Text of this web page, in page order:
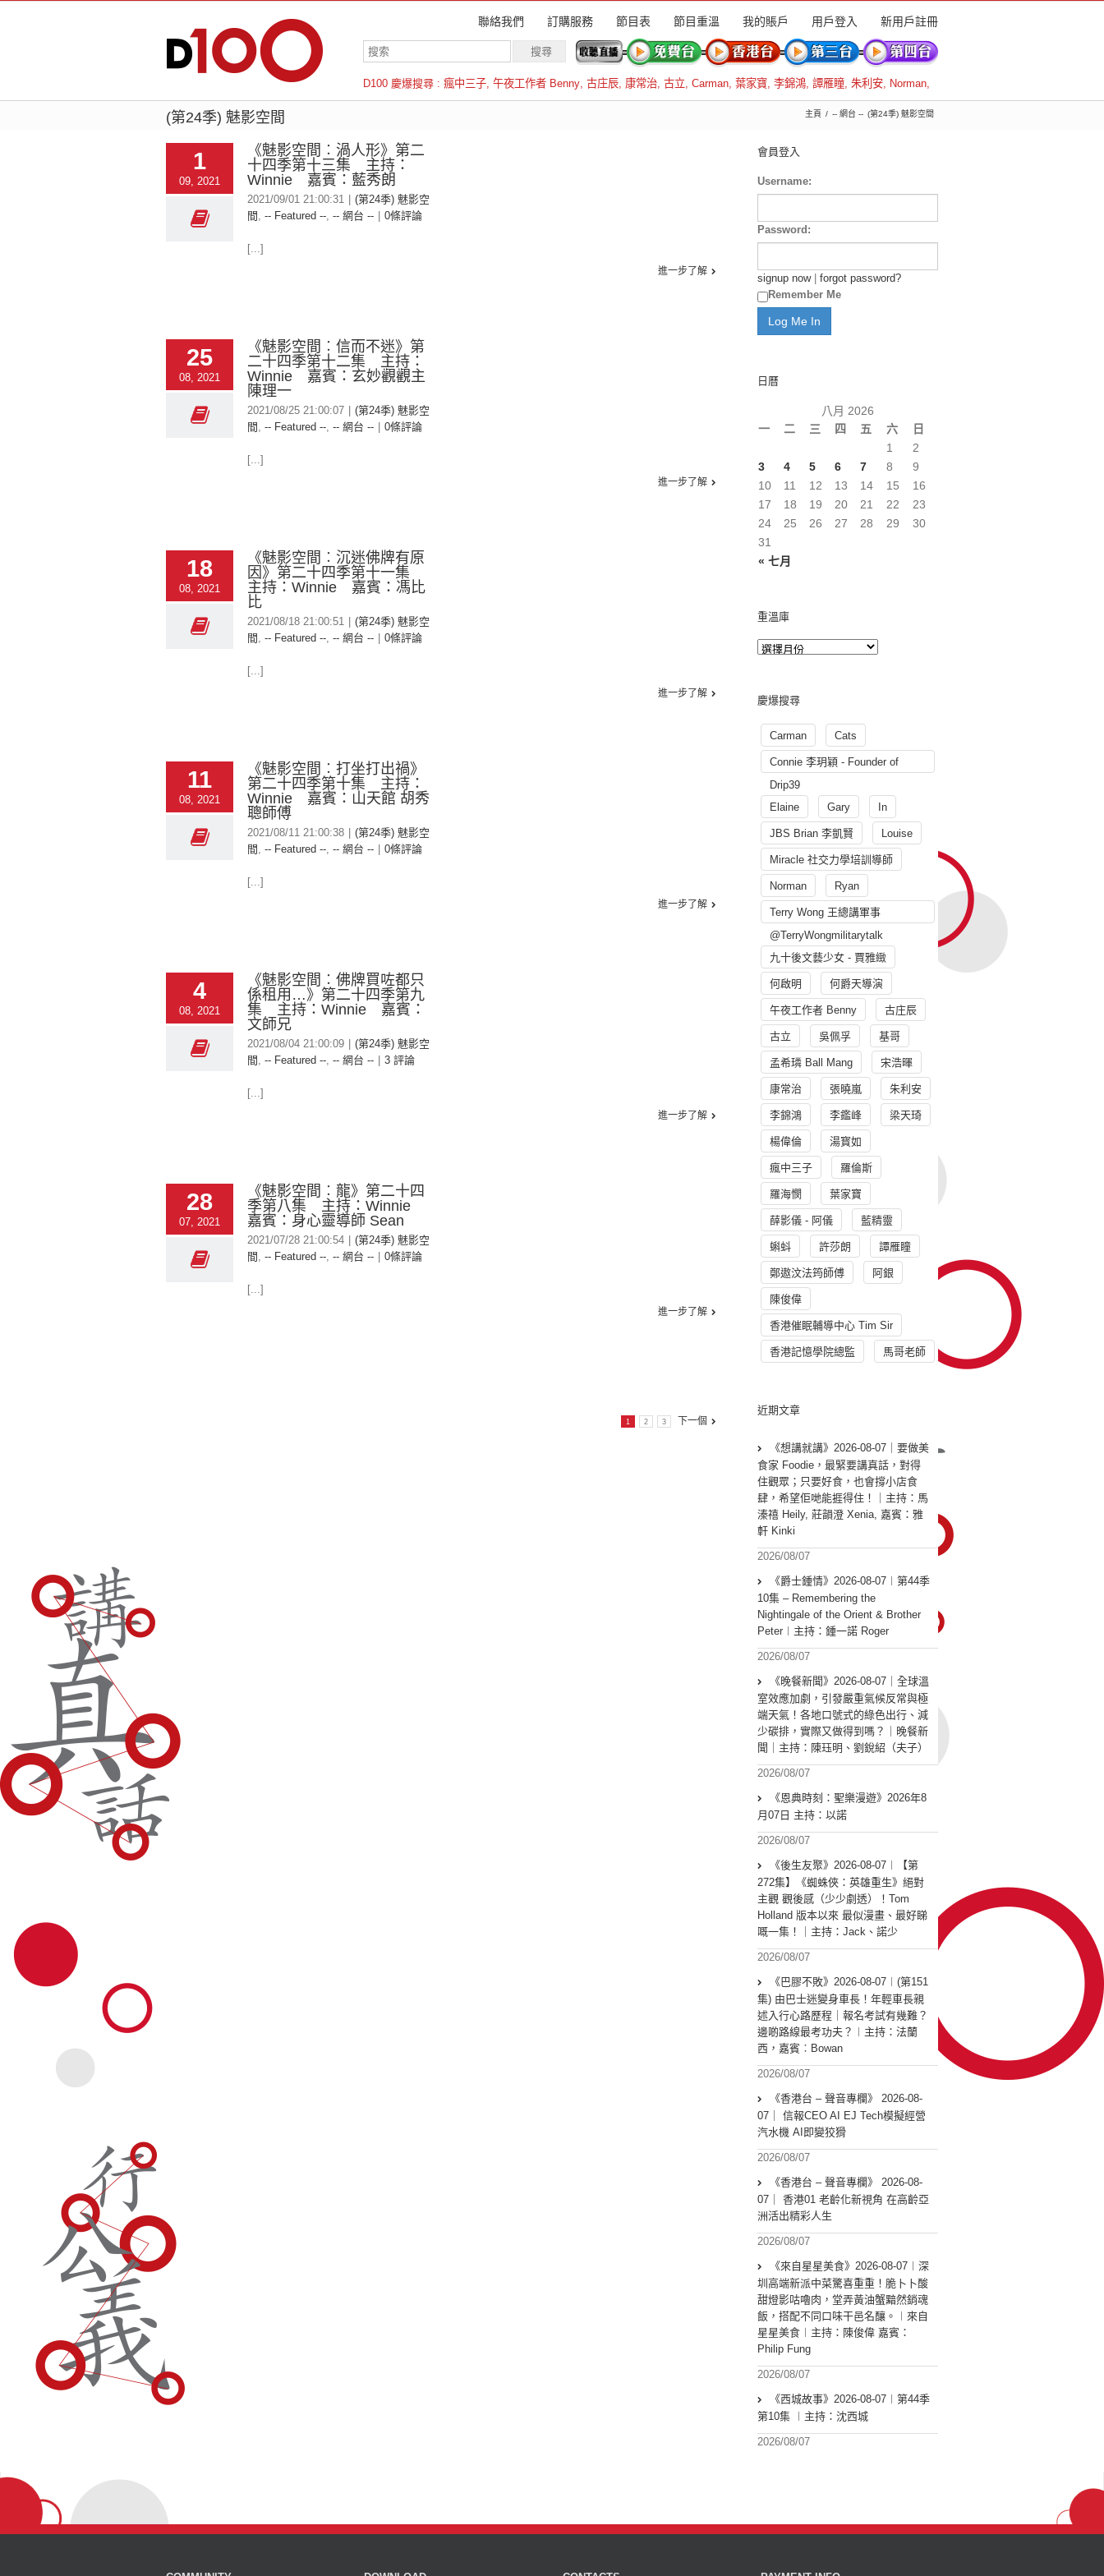
聯絡我們 訂購服務 節目表 節目重溫 我的賬戶 用戶登入 新用戶註冊
D100 慶爆搜尋 : 瘋中三子, 午夜工作者 Benny, 古庄辰, 康常治, 古立, Carman, 葉家寶, 李錦鴻, 譚雁瞳, 朱利安, Norman,
羅倫斯
(第24季) 魅影空間 主頁 -- 網台 -- (第24季) 魅影空間
1
09, 2021
《魅影空間︰渦人形》第二
十四季第十三集 主持：
Winnie 嘉賓：藍秀朗
2021/09/01 21:00:31
(第24季) 魅影空
間 , -- Featured --, -- 網台 -- 0條評論
[...]
進一步了解
25
08, 2021
《魅影空間︰信而不迷》第
二十四季第十二集 主持：
Winnie 嘉賓：玄妙觀觀主
陳理一
2021/08/25 21:00:07
(第24季) 魅影空
間 , -- Featured --, -- 網台 -- 0條評論
[...]
進一步了解
18
08, 2021
《魅影空間︰沉迷佛牌有原
因》第二十四季第十一集
主持：Winnie 嘉賓：馮比
比
2021/08/18 21:00:51
(第24季) 魅影空
間 , -- Featured --, -- 網台 -- 0條評論
[...]
進一步了解
11
08, 2021
《魅影空間︰打坐打出禍》
第二十四季第十集 主持：
Winnie 嘉賓：山天館 胡秀
聰師傅
2021/08/11 21:00:38
(第24季) 魅影空
間 , -- Featured --, -- 網台 -- 0條評論
[...]
進一步了解
4
08, 2021
《魅影空間︰佛牌買咗都只
係租用…》第二十四季第九
集 主持：Winnie 嘉賓：
文師兄
2021/08/04 21:00:09
(第24季) 魅影空
間 , -- Featured --, -- 網台 -- 3 評論
[...]
進一步了解
28
07, 2021
《魅影空間︰龍》第二十四
季第八集 主持：Winnie
嘉賓：身心靈導師 Sean
2021/07/28 21:00:54
(第24季) 魅影空
間 , -- Featured --, -- 網台 -- 0條評論
[...]
進一步了解
1 2 3 下一個
會員登入
Username:
Password:
signup now| forgot password?
Remember Me
日曆
八月 2026
一
二 三 四 五 六 日
« 七月
1
2
3
4 5 6 7 8
9
10
11 12 13 14 15
16
17
18 19 20 21 22
23
24
25 26 27 28 29
30
31
重溫庫
慶爆搜尋
Carman Cats
Connie 李玥穎 - Founder of
Drip39
Elaine
Gary In
JBS Brian 李凱賢 Louise
Miracle 社交力學培訓導師
Norman Ryan
Terry Wong 王總講軍事
@TerryWongmilitarytalk
九十後文藝少女 - 賈雅緻
何啟明 何爵天導演
午夜工作者 Benny 古庄辰
古立 吳佩孚 基哥
孟希璘 Ball Mang 宋浩暉
康常治 張曉嵐 朱利安
李錦鴻 李鑑峰 梁天琦
楊偉倫 湯寳如
瘋中三子 羅倫斯
羅海憫 葉家寶
薛影儀 - 阿儀 藍精靈
蝌蚪 許莎朗 譚雁瞳
鄭遨汶法筠師傅 阿銀
陳俊偉
香港催眠輔導中心 Tim Sir
香港記憶學院總監 馬哥老師
近期文章
《想講就講》2026-08-07｜要做美
食家 Foodie，最緊要講真話，對得
住觀眾；只要好食，也會撐小店食
肆，希望佢哋能捱得住！｜主持：馬
溱禧 Heily, 莊韻澄 Xenia, 嘉賓：雅
軒 Kinki
2026/08/07
《爵士鍾情》2026-08-07︱第44季
10集 – Remembering the
Nightingale of the Orient & Brother
Peter︱主持：鍾一諾 Roger
2026/08/07
《晚餐新聞》2026-08-07｜全球溫
室效應加劇，引發嚴重氣候反常與極
端天氣！各地口號式的綠色出行、減
少碳排，實際又做得到嗎？｜晚餐新
聞｜主持：陳珏明、劉銳紹（夫子）
2026/08/07
《恩典時刻：聖樂漫遊》2026年8
月07日 主持：以諾
2026/08/07
《後生友聚》2026-08-07︱【第
272集】《蜘蛛俠：英雄重生》絕對
主觀 觀後感（少少劇透）！Tom
Holland 版本以來 最似漫畫、最好睇
嘅一集！｜主持：Jack、諾少
2026/08/07
《巴膠不敗》2026-08-07︱(第151
集) 由巴士迷變身車長！年輕車長親
述入行心路歷程｜報名考試有幾難？
邊啲路線最考功夫？︱主持：法蘭
西，嘉賓︰Bowan
2026/08/07
《香港台 – 聲音專欄》 2026-08-
07｜ 信報CEO AI EJ Tech模擬經營
汽水機 AI即變狡猾
2026/08/07
《香港台 – 聲音專欄》 2026-08-
07｜ 香港01 老齡化新視角 在高齡亞
洲活出精彩人生
2026/08/07
《來自星星美食》2026-08-07︱深
圳高端新派中菜驚喜重重！脆卜卜酸
甜燈影咕嚕肉，堂弄黃油蟹黯然銷魂
飯，搭配不同口味干邑名釀。︱來自
星星美食︱主持：陳俊偉 嘉賓：
Philip Fung
2026/08/07
《西城故事》2026-08-07︱第44季
第10集 ︱主持：沈西城
2026/08/07